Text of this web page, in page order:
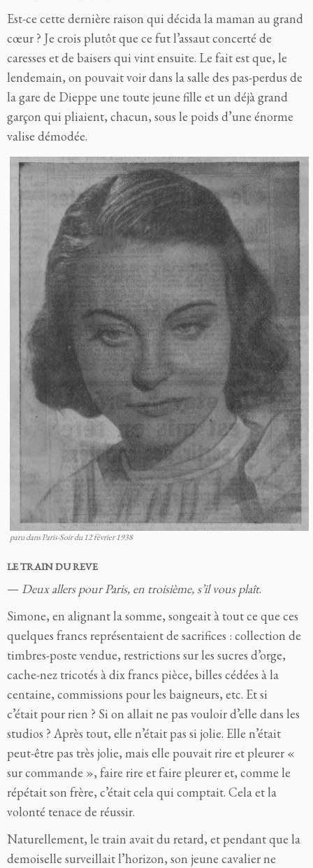
Est-ce cette dernière raison qui décida la maman au grand
cœur ? Je crois plutôt que ce fut l’assaut concerté de
caresses et de baisers qui vint ensuite. Le fait est que, le
lendemain, on pouvait voir dans la salle des pas-perdus de
la gare de Dieppe une toute jeune fille et un déjà grand
garçon qui pliaient, chacun, sous le poids d’une énorme
valise démodée.
paru dans Paris-Soir du 12 février 1938
LE TRAIN DU REVE
— Deux allers pour Paris, en troisième, s’il vous plaît.
Simone, en alignant la somme, songeait à tout ce que ces
quelques francs représentaient de sacrifices : collection de
timbres-poste vendue, restrictions sur les sucres d’orge,
cache-nez tricotés à dix francs pièce, billes cédées à la
centaine, commissions pour les baigneurs, etc. Et si
c’était pour rien ? Si on allait ne pas vouloir d’elle dans les
studios ? Après tout, elle n’était pas si jolie. Elle n’était
peut-être pas très jolie, mais elle pouvait rire et pleurer «
sur commande », faire rire et faire pleurer et, comme le
répétait son frère, c’était cela qui comptait. Cela et la
volonté tenace de réussir.
Naturellement, le train avait du retard, et pendant que la
demoiselle surveillait l’horizon, son jeune cavalier ne